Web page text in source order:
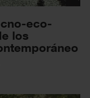
eco-
los